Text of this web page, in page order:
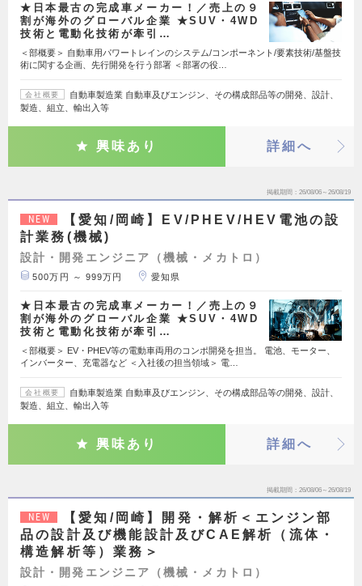
★日本最古の完成車メーカー！／売上の９
割が海外のグローバル企業 ★SUV・4WD
技術と電動化技術が牽引…
＜部概要＞ 自動車用パワートレインのシステム/コンポーネント/要素技術/基盤技
術に関する企画、先行開発を行う部署 ＜部署の役…
会社概要
自動車製造業 自動車及びエンジン、その構成部品等の開発、設計、
製造、組立、輸出入等
興味あり 詳細へ
掲載期間 26/08/06～26/08/19
NEW
【愛知/岡崎】EV/PHEV/HEV電池の設
計業務(機械)
設計・開発エンジニア（機械・メカトロ）
500万円 ～ 999万円 愛知県
★日本最古の完成車メーカー！／売上の９
割が海外のグローバル企業 ★SUV・4WD
技術と電動化技術が牽引…
＜部概要＞ EV・PHEV等の電動車両用のコンポ開発を担当。 電池、モーター、
インバーター、充電器など ＜入社後の担当領域＞ 電…
会社概要
自動車製造業 自動車及びエンジン、その構成部品等の開発、設計、
製造、組立、輸出入等
興味あり 詳細へ
掲載期間 26/08/06～26/08/19
NEW
【愛知/岡崎】開発・解析＜エンジン部
品の設計及び機能設計及びCAE解析（流体・
構造解析等）業務＞
設計・開発エンジニア（機械・メカトロ）